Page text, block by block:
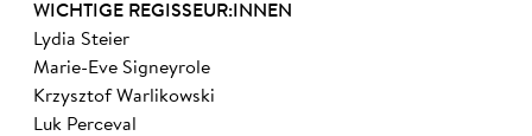
WICHTIGE REGISSEUR:INNEN
Lydia Steier
Marie-Eve Signeyrole
Krzysztof Warlikowski
Luk Perceval